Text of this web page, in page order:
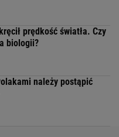
prędkość światła. Czy
biologii?
należy postąpić